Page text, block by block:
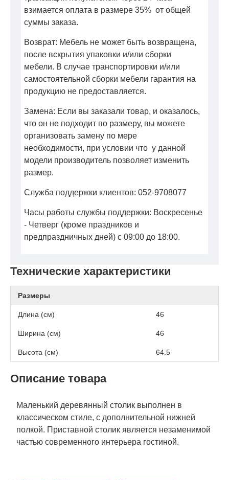
Технические характеристики
Размеры
Длина (см) 46
Ширина (см) 46
Высота (см) 64.5
Описание товара
Маленький деревянный столик выполнен в
классическом стиле, с дополнительной нижней
полкой. Приставной столик является незаменимой
частью современного интерьера гостиной.
взимается оплата в размере 35% от общей
суммы заказа.
Возврат: Мебель не может быть возвращена,
после вскрытия упаковки и/или сборки
мебели. В случае транспортировки и/или
самостоятельной сборки мебели гарантия на
продукцию не предоставляется.
Замена: Если вы заказали товар, и оказалось,
что он не подходит по размеру, вы можете
организовать замену по мере
необходимости, при условии что у данной
модели производитель позволяет изменить
размер.
Служба поддержки клиентов: 052-9708077
Часы работы службы поддержки: Воскресенье
- Четверг (кроме праздников и
предпраздничных дней) с 09:00 до 18:00.